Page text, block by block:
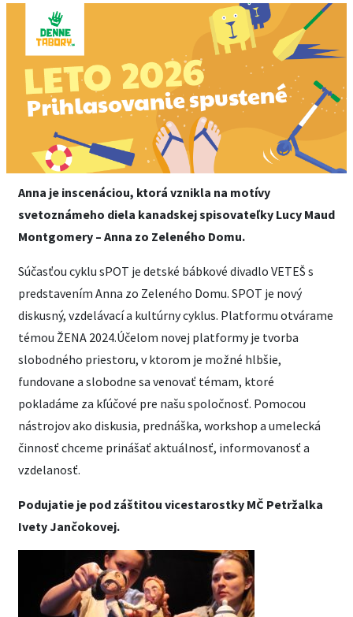
Anna je inscenáciou, ktorá vznikla na motívy
svetoznámeho diela kanadskej spisovateľky Lucy Maud
Montgomery – Anna zo Zeleného Domu.
Súčasťou cyklu sPOT je detské bábkové divadlo VETEŠ s
predstavením Anna zo Zeleného Domu. SPOT je nový
diskusný, vzdelávací a kultúrny cyklus. Platformu otvárame
témou ŽENA 2024.Účelom novej platformy je tvorba
slobodného priestoru, v ktorom je možné hlbšie,
fundovane a slobodne sa venovať témam, ktoré
pokladáme za kľúčové pre našu spoločnosť. Pomocou
nástrojov ako diskusia, prednáška, workshop a umelecká
činnosť chceme prinášať aktuálnosť, informovanosť a
vzdelanosť.
Podujatie je pod záštitou vicestarostky MČ Petržalka
Ivety Jančokovej.